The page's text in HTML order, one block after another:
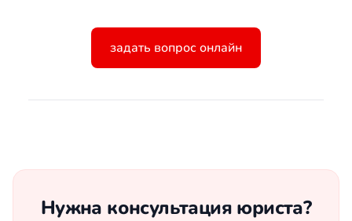
задать вопрос онлайн
Нужна консультация юриста?